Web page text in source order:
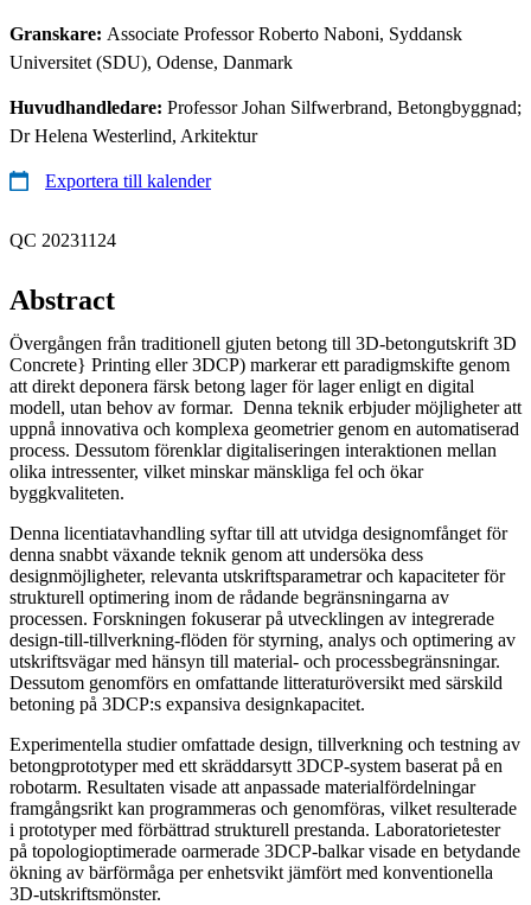
Granskare: Associate Professor Roberto Naboni, Syddansk
Universitet (SDU), Odense, Danmark
Huvudhandledare: Professor Johan Silfwerbrand, Betongbyggnad;
Dr Helena Westerlind, Arkitektur
Exportera till kalender
QC 20231124
Abstract
Övergången från traditionell gjuten betong till 3D-betongutskrift 3D
Concrete} Printing eller 3DCP) markerar ett paradigmskifte genom
att direkt deponera färsk betong lager för lager enligt en digital
modell, utan behov av formar. Denna teknik erbjuder möjligheter att
uppnå innovativa och komplexa geometrier genom en automatiserad
process. Dessutom förenklar digitaliseringen interaktionen mellan
olika intressenter, vilket minskar mänskliga fel och ökar
byggkvaliteten.
Denna licentiatavhandling syftar till att utvidga designomfånget för
denna snabbt växande teknik genom att undersöka dess
designmöjligheter, relevanta utskriftsparametrar och kapaciteter för
strukturell optimering inom de rådande begränsningarna av
processen. Forskningen fokuserar på utvecklingen av integrerade
design-till-tillverkning-flöden för styrning, analys och optimering av
utskriftsvägar med hänsyn till material- och processbegränsningar.
Dessutom genomförs en omfattande litteraturöversikt med särskild
betoning på 3DCP:s expansiva designkapacitet.
Experimentella studier omfattade design, tillverkning och testning av
betongprototyper med ett skräddarsytt 3DCP-system baserat på en
robotarm. Resultaten visade att anpassade materialfördelningar
framgångsrikt kan programmeras och genomföras, vilket resulterade
i prototyper med förbättrad strukturell prestanda. Laboratorietester
på topologioptimerade oarmerade 3DCP-balkar visade en betydande
ökning av bärförmåga per enhetsvikt jämfört med konventionella
3D-utskriftsmönster.